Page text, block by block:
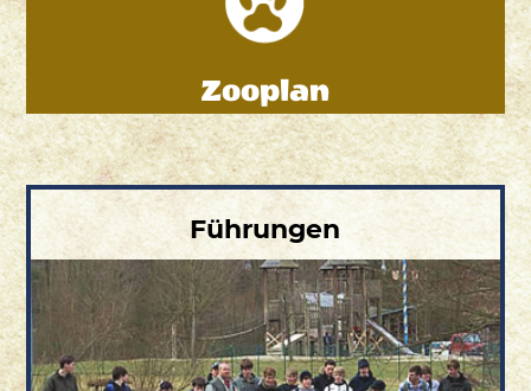
Zooplan
Führungen